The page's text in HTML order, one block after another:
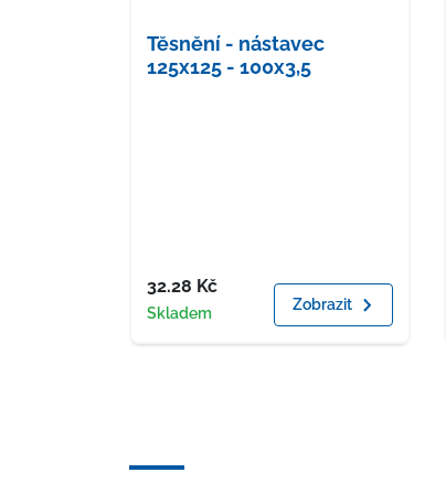
Těsnění - nástavec
125x125 - 100x3,5
Cena
32.28 Kč
Dostupnost
Skladem Zobrazit